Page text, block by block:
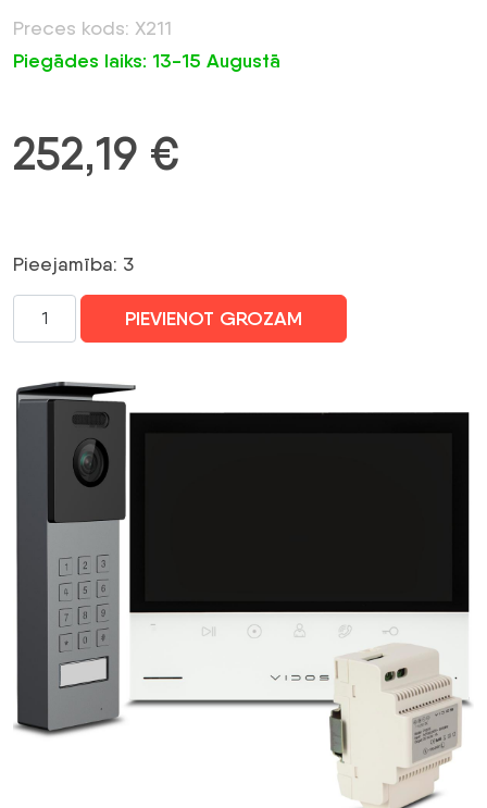
Preces kods: X211
Piegādes laiks: 13-15 Augustā
252,19 €
Pieejamība: 3
VIDEOTELEFONS
S12D/M13-
XT
daudzums
PIEVIENOT GROZAM